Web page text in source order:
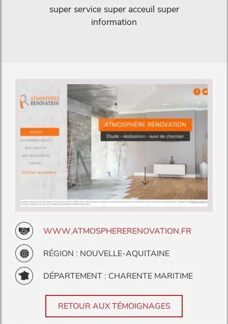
super service super acceuil super
information
WWW.ATMOSPHERERENOVATION.FR
RÉGION : NOUVELLE-AQUITAINE
DÉPARTEMENT : CHARENTE MARITIME
RETOUR AUX TÉMOIGNAGES